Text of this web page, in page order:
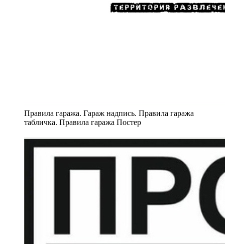
Правила гаража. Гараж надпись. Правила гаража
табличка. Правила гаража Постер